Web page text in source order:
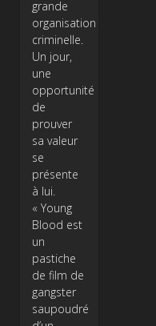
grande
organisation
criminelle.
Un jour,
une
opportunité
de
prouver
sa valeur
se
présente
à lui.
« Young
Blood est
un
pastiche
de film de
gangster
saupoudré